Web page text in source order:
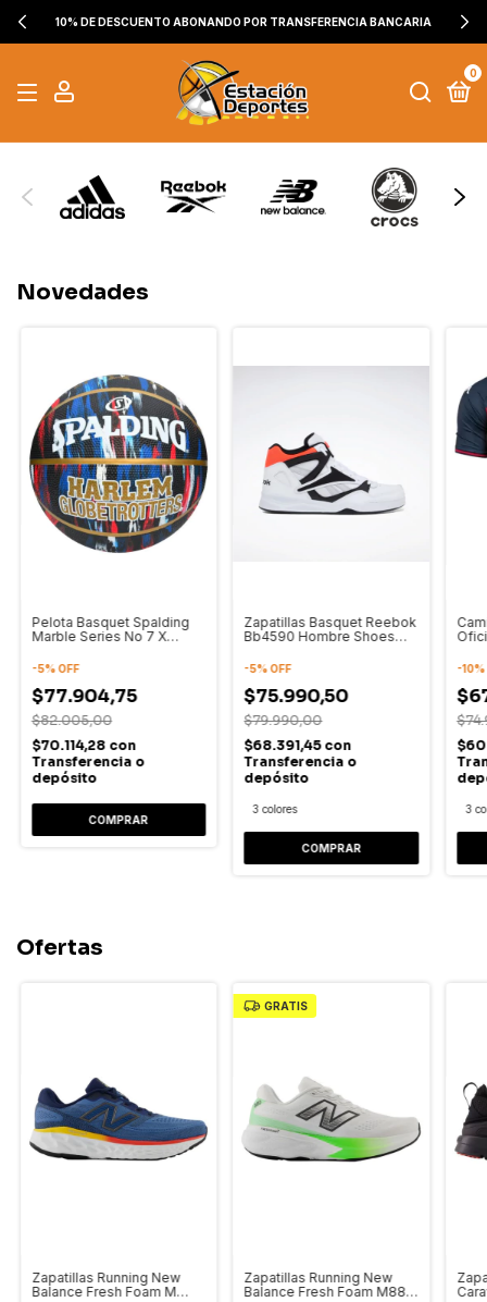
10% DE DESCUENTO ABONANDO POR TRANSFERENCIA BANCARIA
0
Novedades
Pelota Basquet Spalding
Marble Series No 7 X
-5%OFF
$77.904,75
$82.005,00
$70.114,28 con
Transferencia o
depósito
COMPRAR
Zapatillas Basquet Reebok
Bb4590 Hombre Shoes
-5%OFF
$75.990,50
$79.990,00
$68.391,45 con
Transferencia o
depósito
3 colores
COMPRAR
-10%
3
Ofertas
Zapatillas Running New
Balance Fresh Foam M
GRATIS
Zapatillas Running New
Balance Fresh Foam M880